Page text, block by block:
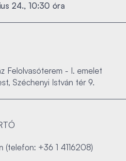
24., 10:30 óra
Felolvasóterem - I. emelet
Széchenyi István tér 9.
(telefon: +36 1 4116208)